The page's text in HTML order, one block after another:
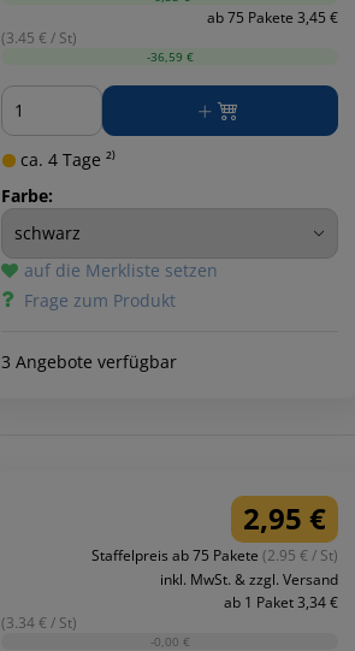
ab 75 Pakete 3,45 €
(3.45 € / St)
-36,59 €
Menge
ca. 4 Tage ²⁾
Farbe:
auf die Merkliste setzen
Frage zum Produkt
3 Angebote verfügbar
2,95 €
Staffelpreis ab 75 Pakete (2.95 € / St)
inkl. MwSt. & zzgl. Versand
ab 1 Paket 3,34 €
(3.34 € / St)
-0,00 €